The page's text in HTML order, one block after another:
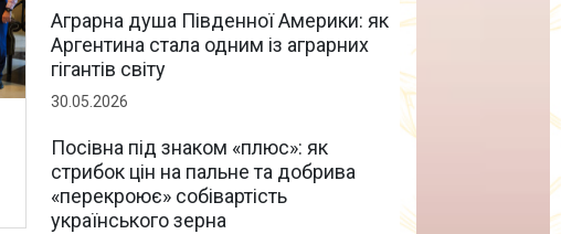
Аграрна душа Південної Америки: як
Аргентина стала одним із аграрних
гігантів світу
30.05.2026
Посівна під знаком «плюс»: як
стрибок цін на пальне та добрива
«перекроює» собівартість
українського зерна